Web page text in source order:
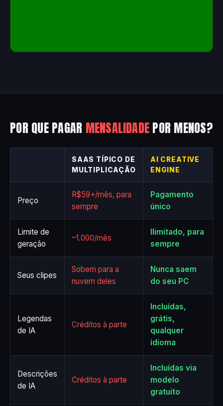
POR QUE PAGAR MENSALIDADEPOR MENOS?
SAAS TÍPICO DE
MULTIPLICAÇÃO
AI CREATIVE
ENGINE
Preço
R$59+/mês, para
sempre
Pagamento
único
Limite de
geração
~1.000/mês
Ilimitado, para
sempre
Seus clipes
Sobem para a
nuvem deles
Nunca saem
do seu PC
Legendas
de IA
Créditos à parte
Incluídas,
grátis,
qualquer
idioma
Descrições
de IA
Créditos à parte
Incluídas via
modelo
gratuito